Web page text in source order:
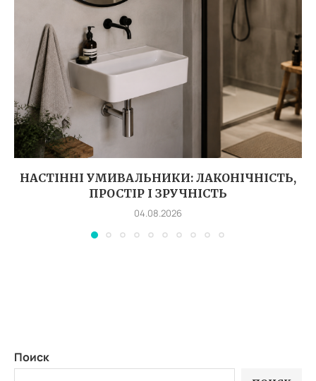
НАСТІННІ УМИВАЛЬНИКИ: ЛАКОНІЧНІСТЬ,
ПРОСТІР І ЗРУЧНІСТЬ
04.08.2026
Поиск